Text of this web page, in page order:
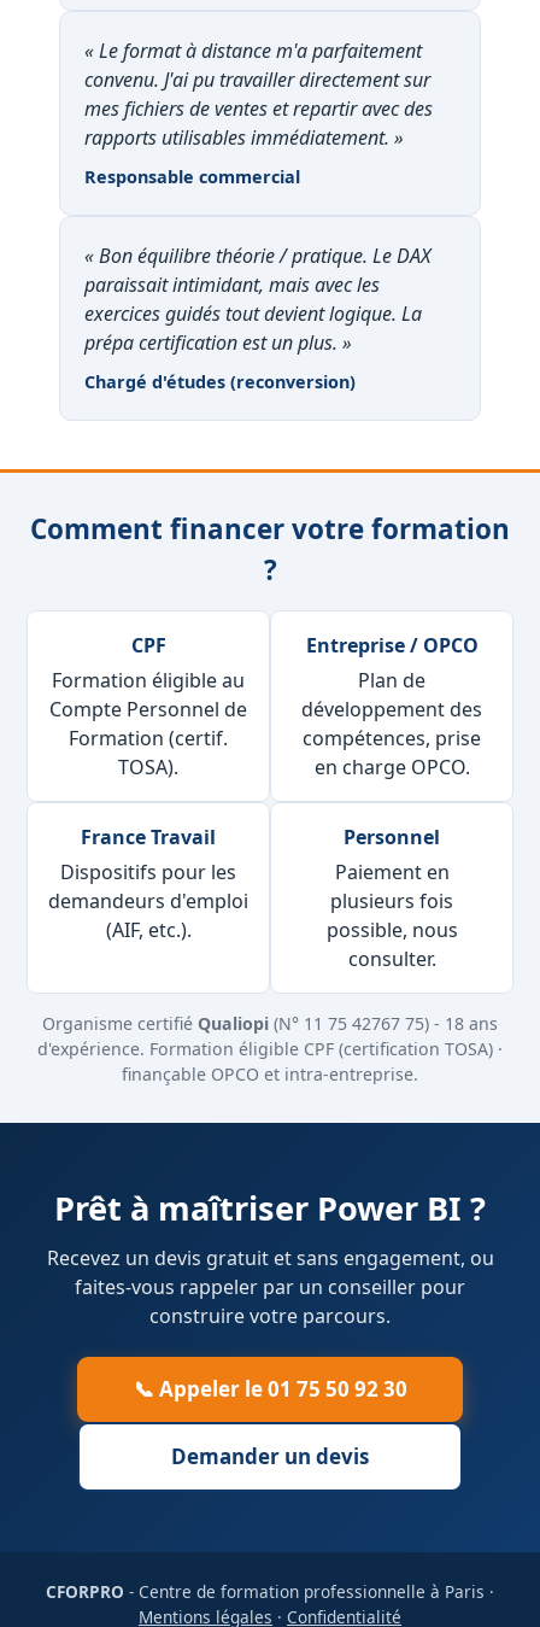
« Le format à distance m'a parfaitement
convenu. J'ai pu travailler directement sur
mes fichiers de ventes et repartir avec des
rapports utilisables immédiatement. »
Responsable commercial
« Bon équilibre théorie / pratique. Le DAX
paraissait intimidant, mais avec les
exercices guidés tout devient logique. La
prépa certification est un plus. »
Chargé d'études (reconversion)
Comment financer votre formation
?
CPF
Formation éligible au
Compte Personnel de
Formation (certif.
TOSA).
Entreprise / OPCO
Plan de
développement des
compétences, prise
en charge OPCO.
France Travail
Dispositifs pour les
demandeurs d'emploi
(AIF, etc.).
Personnel
Paiement en
plusieurs fois
possible, nous
consulter.
Organisme certifié Qualiopi (N° 11 75 42767 75) - 18 ans
d'expérience. Formation éligible CPF (certification TOSA) ·
finançable OPCO et intra-entreprise.
Prêt à maîtriser Power BI ?
Recevez un devis gratuit et sans engagement, ou
faites-vous rappeler par un conseiller pour
construire votre parcours.
📞 Appeler le 01 75 50 92 30
Demander un devis
CFORPRO - Centre de formation professionnelle à Paris ·
Mentions légales · Confidentialité